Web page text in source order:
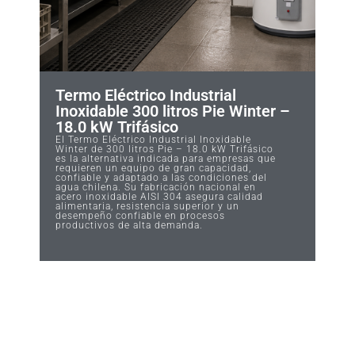
Termo Eléctrico Industrial
Inoxidable 300 litros Pie Winter –
18.0 kW Trifásico
El Termo Eléctrico Industrial Inoxidable
Winter de 300 litros Pie – 18.0 kW Trifásico
es la alternativa indicada para empresas que
requieren un equipo de gran capacidad,
confiable y adaptado a las condiciones del
agua chilena. Su fabricación nacional en
acero inoxidable AISI 304 asegura calidad
alimentaria, resistencia superior y un
desempeño confiable en procesos
productivos de alta demanda.